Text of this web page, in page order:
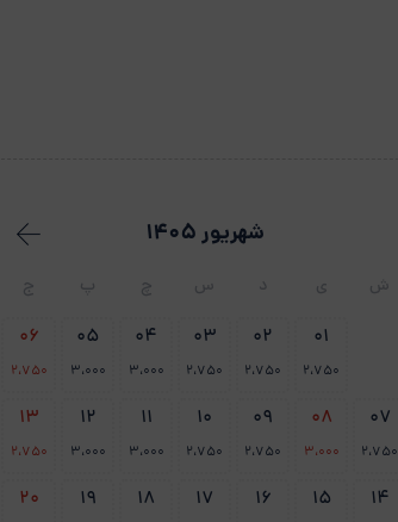
شهریور 1405
ش ی د س چ پ ج
01
2،750
02
2،750
03
2،750
04
3،000
05
3،000
06
2،750
07
2،750
08
3،000
09
2،750
10
2،750
11
3،000
12
3،000
13
2،750
14
15
16
17
18
19
20